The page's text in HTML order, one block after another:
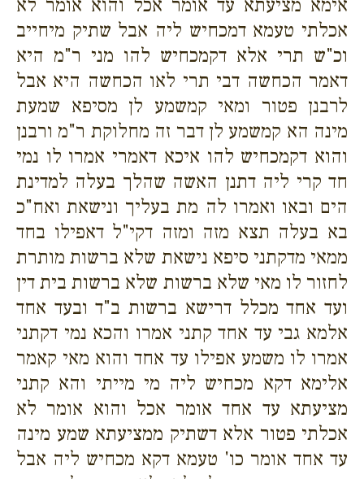
אימא מציעתא עד אומר אכל והוא אומר לא
אכלתי טעמא דמכחיש ליה אבל שתיק מיחייב
וכ"ש תרי אלא דקמכחיש להו מני ר"מ היא
דאמר הכחשה דבי תרי לאו הכחשה היא אבל
לרבנן פטור ומאי קמשמע לן מסיפא שמעת
מינה הא קמשמע לן דבר זה מחלוקת ר"מ ורבנן
והוא דקמכחיש להו איכא דאמרי אמרו לו נמי
חד קרי ליה דתנן האשה שהלך בעלה למדינת
הים ובאו ואמרו לה מת בעליך ונישאת ואח"כ
בא בעלה תצא מזה ומזה דקי"ל דאפילו בחד
ממאי מדקתני סיפא נישאת שלא ברשות מותרת
לחזור לו מאי שלא ברשות שלא ברשות בית דין
ועד אחד מכלל דרישא ברשות ב"ד ובעד אחד
אלמא גבי עד אחד קתני אמרו והכא נמי דקתני
אמרו לו משמע אפילו עד אחד והוא מאי קאמר
אלימא דקא מכחיש ליה מי מייתי והא קתני
מציעתא עד אחד אומר אכל והוא אומר לא
אכלתי פטור אלא דשתיק ממציעתא שמע מינה
עד אחד אומר כו' טעמא דקא מכחיש ליה אבל